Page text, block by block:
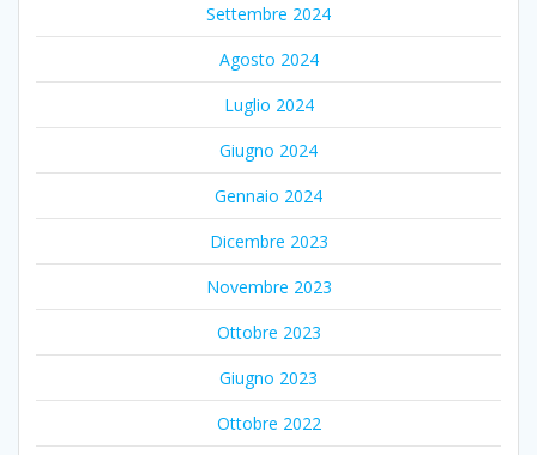
Settembre 2024
Agosto 2024
Luglio 2024
Giugno 2024
Gennaio 2024
Dicembre 2023
Novembre 2023
Ottobre 2023
Giugno 2023
Ottobre 2022